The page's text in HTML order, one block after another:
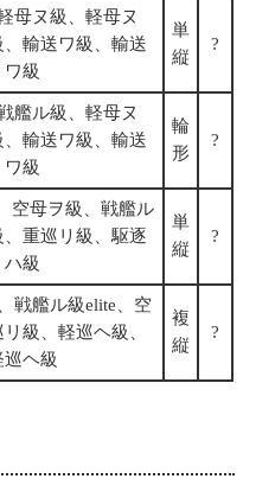
母ヌ級、軽母ヌ
輸送ワ級、輸送
ワ級
単
縦
?
艦ル級、軽母ヌ
輸送ワ級、輸送
ワ級
輪
形
?
空母ヲ級、戦艦ル
重巡リ級、駆逐
ハ級
単
縦
?
戦艦ル級elite、空
級、軽巡ヘ級、
巡ヘ級
複
縦
?